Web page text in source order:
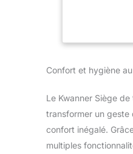
Confort et hygiène
Le Kwanner Siège
transformer un geste
confort inégalé.
multiples